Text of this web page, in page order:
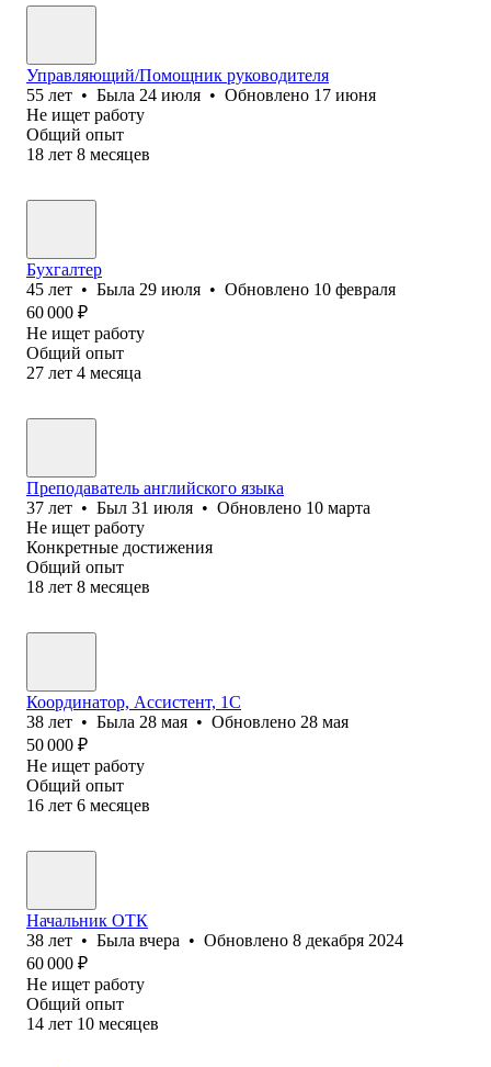
Управляющий/Помощник руководителя
55 лет • Была 24 июля • Обновлено 17 июня
Не ищет работу
Общий опыт
18 лет 8 месяцев
Бухгалтер
45 лет • Была 29 июля • Обновлено 10 февраля
60 000 ₽
Не ищет работу
Общий опыт
27 лет 4 месяца
Преподаватель английского языка
37 лет • Был 31 июля • Обновлено 10 марта
Не ищет работу
Конкретные достижения
Общий опыт
18 лет 8 месяцев
Координатор, Ассистент, 1С
38 лет • Была 28 мая • Обновлено 28 мая
50 000 ₽
Не ищет работу
Общий опыт
16 лет 6 месяцев
Начальник ОТК
38 лет • Была вчера • Обновлено 8 декабря 2024
60 000 ₽
Не ищет работу
Общий опыт
14 лет 10 месяцев